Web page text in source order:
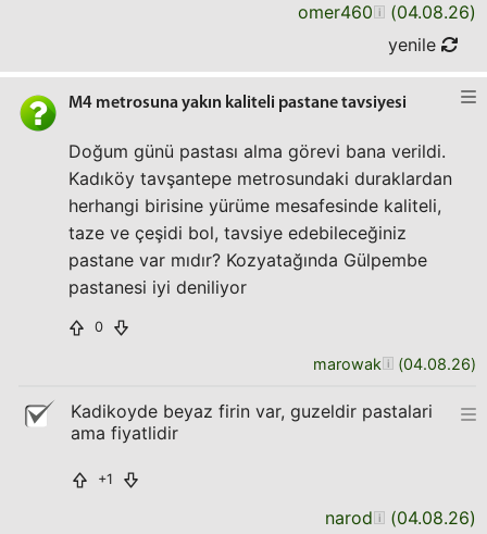
omer460 (04.08.26)
yenile
M4 metrosuna yakın kaliteli pastane tavsiyesi
Doğum günü pastası alma görevi bana verildi.
Kadıköy tavşantepe metrosundaki duraklardan
herhangi birisine yürüme mesafesinde kaliteli,
taze ve çeşidi bol, tavsiye edebileceğiniz
pastane var mıdır? Kozyatağında Gülpembe
pastanesi iyi deniliyor
0
marowak (04.08.26)
Kadikoyde beyaz firin var, guzeldir pastalari
ama fiyatlidir
+1
narod (04.08.26)